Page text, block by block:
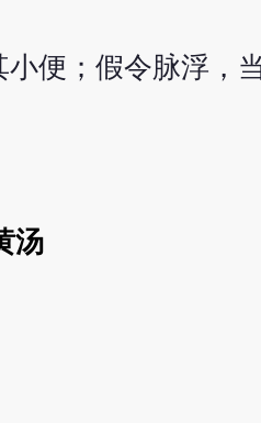
便；假令脉浮，
汤